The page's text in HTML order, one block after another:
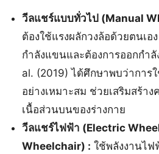
วีลแชร์แบบทั่วไป (Manual
ต้องใช้แรงผลักวงล้อด้วยตนเอ
กำลังแขนและต้องการออกกำ
al. (2019) ได้ศึกษาพบว่าการ
อย่างเหมาะสม ช่วยเสริมสร้า
เนื้อส่วนบนของร่างกาย
วีลแชร์ไฟฟ้า (Electric
Wheelchair) : ใช้พลังงานไฟ